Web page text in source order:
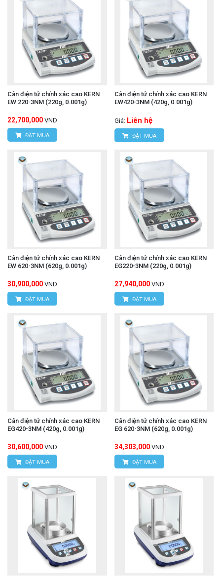
Cân điện tử chính xác cao KERN
EW 220-3NM (220g, 0.001g)
22,700,000 VND
ĐẶT MUA
Cân điện tử chính xác cao KERN
EW420-3NM (420g, 0.001g)
Giá: Liên hệ
ĐẶT MUA
Cân điện tử chính xác cao KERN
EW 620-3NM (620g, 0.001g)
30,900,000 VND
ĐẶT MUA
Cân điện tử chính xác cao KERN
EG220-3NM (220g, 0.001g)
27,940,000 VND
ĐẶT MUA
Cân điện tử chính xác cao KERN
EG420-3NM (420g, 0.001g)
30,600,000 VND
ĐẶT MUA
Cân điện tử chính xác cao KERN
EG 620-3NM (620g, 0.001g)
34,303,000 VND
ĐẶT MUA